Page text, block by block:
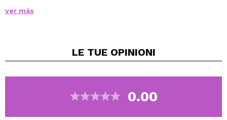
maggiore pigmentazione e un colore più reale. Preciso.
l'acqua tiepida, lavali con il tuo shampoo preferito e
Puoi lasciare asciugare le spazzole all'aria e non
Le spazzole devono essere pulite una volta prima del
ver más
LE TUE OPINIONI
0.00